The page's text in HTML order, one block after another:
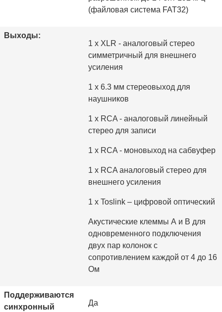
(файловая система FAT32)
Выходы:
1 x XLR - аналоговый стерео
симметричный для внешнего
усиления
1 х 6.3 мм стереовыход для
наушников
1 х RCA - аналоговый линейный
стерео для записи
1 х RCA - моновыход на сабвуфер
1 х RCA аналоговый стерео для
внешнего усиления
1 х Toslink – цифровой оптический
Акустические клеммы А и B для
одновременного подключения
двух пар колонок с
сопротивлением каждой от 4 до 16
Ом
Поддерживаются
синхронный
Да